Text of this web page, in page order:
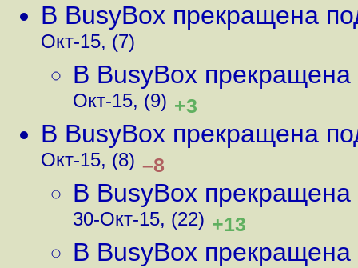
В BusyBox прекращена
Окт-15, (7)
В BusyBox
Окт-15, (9) +3
В BusyBox прекращена
Окт-15, (8) –8
В BusyBox
30-Окт-15, (22) +13
В BusyBox